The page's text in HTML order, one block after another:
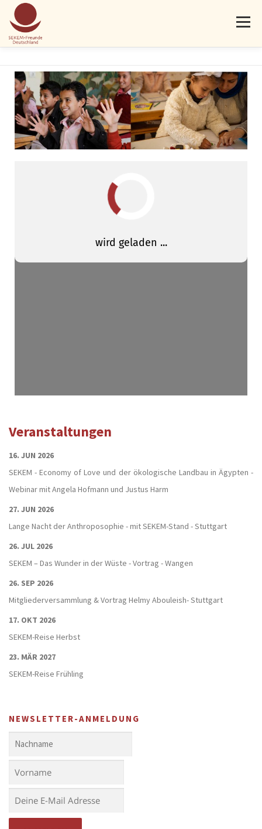
Menü
SPENDEN KONTAKT
Veranstaltungen
16. JUN 2026
SEKEM - Economy of Love und der ökologische Landbau in Ägypten -
Webinar mit Angela Hofmann und Justus Harm
27. JUN 2026
Lange Nacht der Anthroposophie - mit SEKEM-Stand - Stuttgart
26. JUL 2026
SEKEM – Das Wunder in der Wüste - Vortrag - Wangen
26. SEP 2026
Mitgliederversammlung & Vortrag Helmy Abouleish- Stuttgart
17. OKT 2026
SEKEM-Reise Herbst
23. MÄR 2027
SEKEM-Reise Frühling
NEWSLETTER-ANMELDUNG